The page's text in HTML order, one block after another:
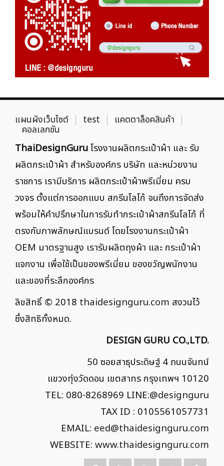
แผนผังเว็บไซต์ test แคตตาล็อคสินค้า
คอลเลกชัน
ThaiDesignGuruโรงงานผลิตกระเป๋าผ้า และ รับ
ผลิตกระเป๋าผ้า สำหรับองค์กร บริษัท และหน่วยงาน
ราชการ เรามีบริการ ผลิตกระเป๋าผ้าพรีเมี่ยม ครบ
วงจร ตั้งแต่การออกแบบ สกรีนโลโก้ จนถึงการจัดส่ง
พร้อมให้คำปรึกษาในการรับทำกระเป๋าผ้าสกรีนโลโก้ ที่
ตรงกับภาพลักษณ์แบรนด์ โดยโรงงานกระเป๋าผ้า
OEM มาตรฐานสูง เรารับผลิตถุงผ้า และ กระเป๋าผ้า
แจกงาน เพื่อใช้เป็นของพรีเมี่ยม ของขวัญพนักงาน
และของที่ระลึกองค์กร
ลิขสิทธิ์ © 2018 thaidesignguru.com สงวนไว้
ซึ่งสิทธิทั้งหมด.
DESIGN GURU CO.,LTD.
50 ซอยสาธุประดิษฐ์ 4 ถนนจันทน์
แขวงทุ่งวัดดอน เขตสาทร กรุงเทพฯ 10120
TEL: 080-8268969 LINE:@designguru
TAX ID : 0105561057731
EMAIL: eed@thaidesignguru.com
WEBSITE: www.thaidesignguru.com